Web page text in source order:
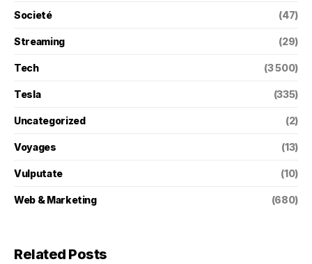
Societé (47)
Streaming (29)
Tech (3 500)
Tesla (335)
Uncategorized (2)
Voyages (13)
Vulputate (10)
Web & Marketing (680)
Related Posts